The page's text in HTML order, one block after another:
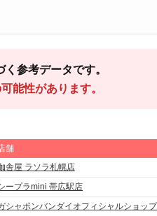
参考データです。
能性があります。
舗
舎屋 ラソラ札幌店
ープラmini 帯広駅店
シャポンバンダイオフィシャルショッ